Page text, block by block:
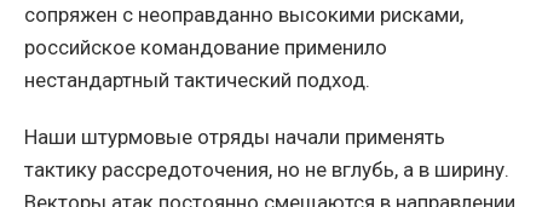
сопряжен с неоправданно высокими рисками,
российское командование применило
нестандартный тактический подход.
Наши штурмовые отряды начали применять
тактику рассредоточения, но не вглубь, а в ширину.
Векторы атак постоянно смещаются в направлении